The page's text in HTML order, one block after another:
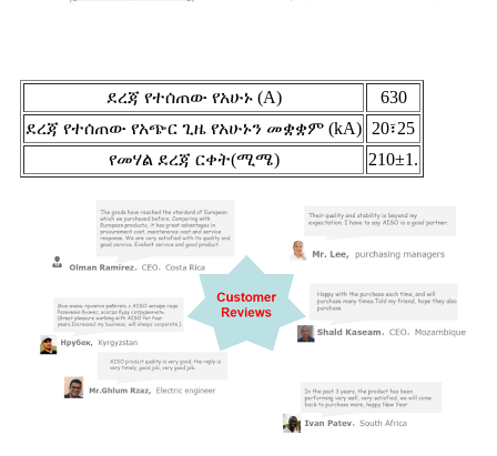
ደረጃ የተሰጠው የአሁኑ (A)
630
ደረጃ የተሰጠው የአጭር ጊዜ የአሁኑን መቋቋም (kA) 20፣25
የመሃል ደረጃ ርቀት(ሚሜ)
210±1.